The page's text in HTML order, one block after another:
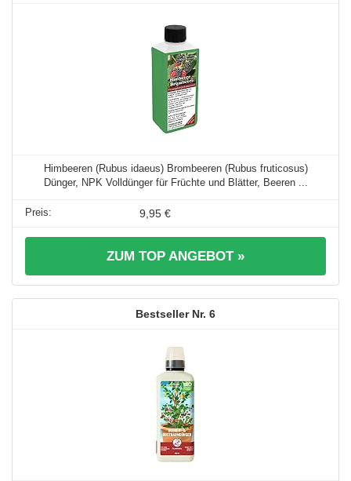
Himbeeren (Rubus idaeus) Brombeeren (Rubus fruticosus)
Dünger, NPK Volldünger für Früchte und Blätter, Beeren ...
9,95 €
ZUM TOP ANGEBOT »
6